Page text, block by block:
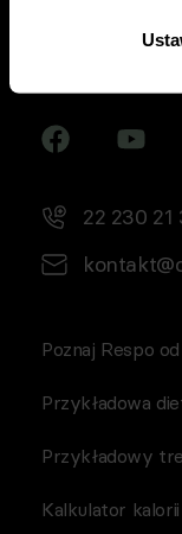
22 230 21
Poznaj Respo
Przykładowa
Przykładowy
Kalkulator kalorii